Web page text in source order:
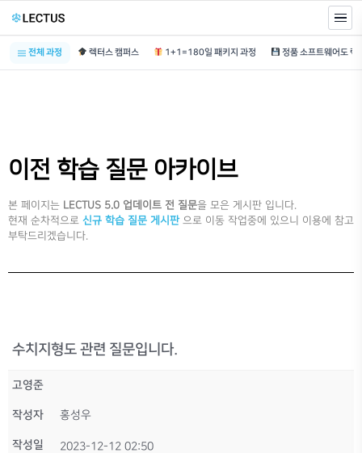
전체 과정 렉터스 캠퍼스 1+1=180일 패키지 과정
이전 학습 질문 아카이브
본 페이지는 LECTUS 5.0 업데이트 전 질문을 모은 게시판 입니다.
현재 순차적으로 신규 학습 질문 게시판 으로 이동 작업중에 있으니 이용에 참고
부탁드리겠습니다.
수치지형도 관련 질문입니다.
고영준
작성자 홍성우
작성일 2023-12-12 02:50